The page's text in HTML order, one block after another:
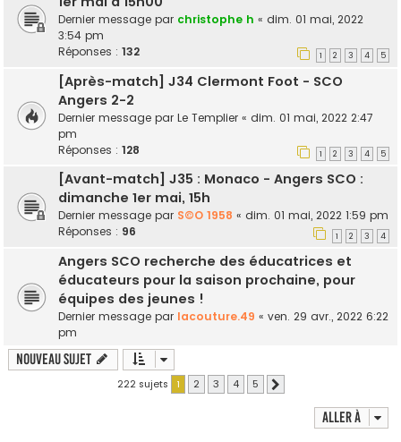
Dernier message par christophe h « dim. 01 mai, 2022
3:54 pm
Réponses : 132 1 2 3 4 5
[Après-match] J34 Clermont Foot - SCO
Angers 2-2
Dernier message par Le Templier « dim. 01 mai, 2022 2:47
pm
Réponses : 128 1 2 3 4 5
[Avant-match] J35 : Monaco - Angers SCO :
dimanche 1er mai, 15h
Dernier message par S©O 1958 « dim. 01 mai, 2022 1:59 pm
Réponses : 96 1 2 3 4
Angers SCO recherche des éducatrices et
éducateurs pour la saison prochaine, pour
équipes des jeunes !
Dernier message par lacouture.49 « ven. 29 avr., 2022 6:22
pm
Nouveau sujet
222 sujets 1 2 3 4 5
Aller à